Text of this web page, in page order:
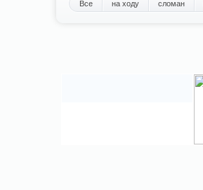
Все на ходу сломан